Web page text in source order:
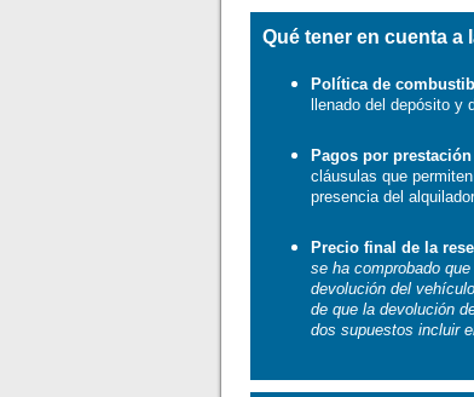
Qué tener en cuenta a
Política de
llenado del depósito y
Pagos por
cláusulas que
presencia del
Precio final de la
se ha comprobado
devolución del
de que la devolución
dos supuestos incluir